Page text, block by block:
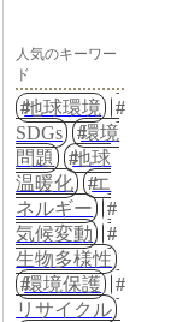
人気のキーワー
ド
地球環境
SDGs
環境
問題
地球
温暖化
エ
ネルギー
気候変動
生物多様性
環境保護
リサイクル